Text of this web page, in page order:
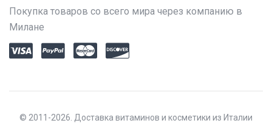
Покупка товаров со всего мира через компанию в
Милане
© 2011-2026. Доставка витаминов и косметики из Италии